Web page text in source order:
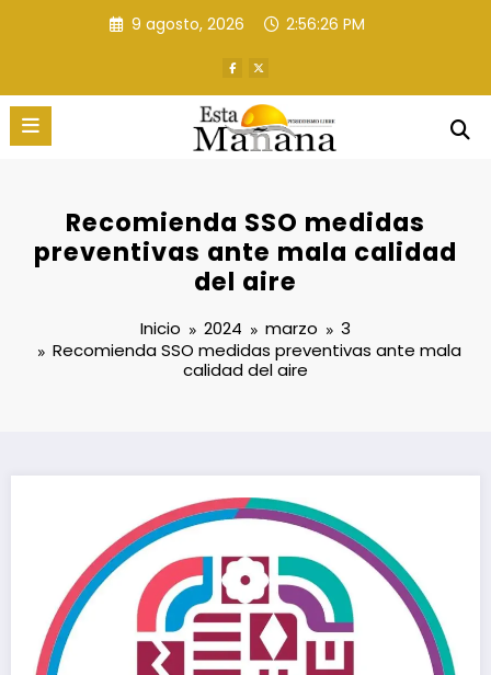
9 agosto, 2026 2:56:27 PM
Recomienda SSO medidas
preventivas ante mala calidad
del aire
Inicio 2024 marzo
3
Recomienda SSO medidas preventivas ante mala
calidad del aire